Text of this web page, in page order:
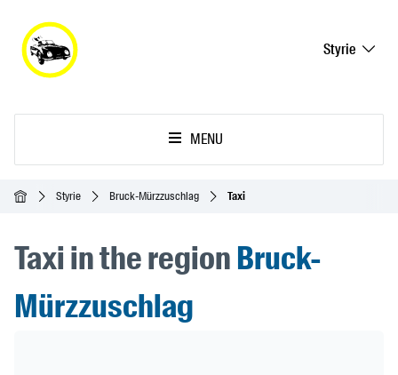
Styrie
MENU
AccueilStyrie Bruck-Mürzzuschlag Taxi
Taxi in the regionBruck-
Mürzzuschlag